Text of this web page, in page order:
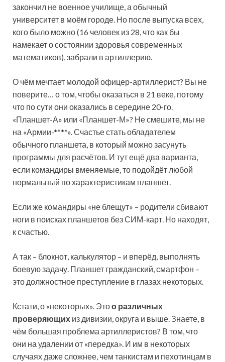
закончил не военное училище, а обычный
университет в моём городе. Но после выпуска всех,
кого было можно (16 человек из 28, что как бы
намекает о состоянии здоровья современных
математиков), забрали в артиллерию.
О чём мечтает молодой офицер-артиллерист? Вы не
поверите… о том, чтобы оказаться в 21 веке, потому
что по сути они оказались в середине 20-го.
«Планшет-А» или «Планшет-М»? Не смешите, мы не
на «Армии-****». Счастье стать обладателем
обычного планшета, в который можно засунуть
программы для расчётов. И тут ещё два варианта,
если командиры вменяемые, то подойдёт любой
нормальный по характеристикам планшет.
Если же командиры «не блещут» – родители сбивают
ноги в поисках планшетов без СИМ-карт. Но находят,
к счастью.
А так – блокнот, калькулятор – и вперёд, выполнять
боевую задачу. Планшет гражданский, смартфон –
это должностное преступление в глазах некоторых.
Кстати, о «некоторых». Этоо различных
проверяющих из дивизии, округа и выше. Знаете, в
чём большая проблема артиллеристов? В том, что
они на удалении от «передка». И им в некоторых
случаях даже сложнее, чем танкистам и пехотинцам в